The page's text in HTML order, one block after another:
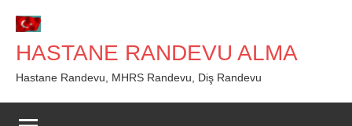
geç
HASTANE RANDEVU ALMA
Hastane Randevu, MHRS Randevu, Diş Randevu